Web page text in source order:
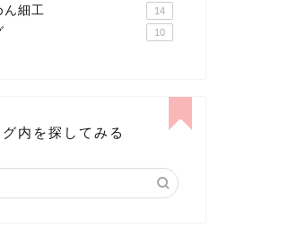
ん細工 14
10
内を探してみる